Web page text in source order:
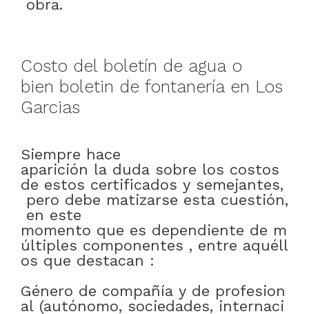
obra.
Costo del boletín de agua o
bien boletin de fontanería en Los
Garcias
Siempre hace
aparición la duda sobre los costos
de estos certificados y semejantes,
pero debe matizarse esta cuestión,
en este
momento que es dependiente de m
últiples componentes , entre aquéll
os que destacan :
Género de compañía y de profesion
al (autónomo, sociedades, internaci